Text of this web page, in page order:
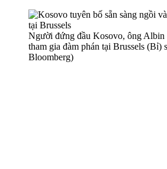
Người đứng đầu Kosovo, ông Albin
tham gia đàm phán tại Brussels (Bỉ)
Bloomberg)